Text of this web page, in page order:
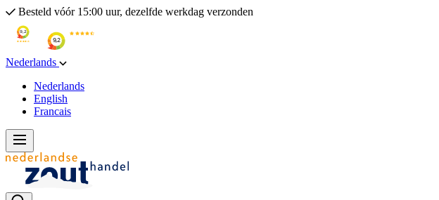
Besteld vóór 15:00 uur, dezelfde werkdag verzonden
Nederlands
Nederlands
English
Francais